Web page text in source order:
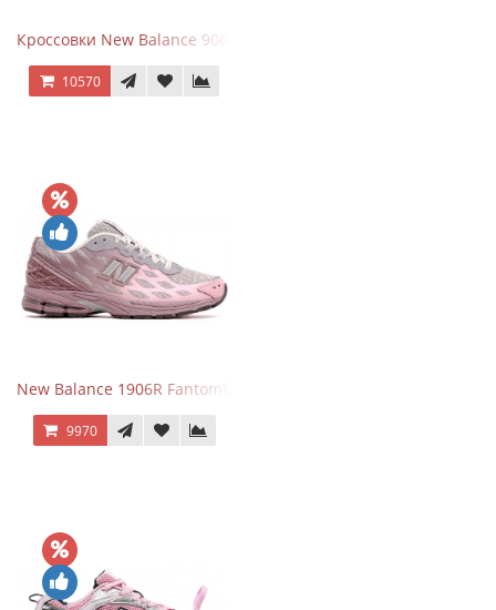
Кроссовки New Balance 9060 Triple Black
10570
New Balance 1906R Fantomfit Ice Wine
9970